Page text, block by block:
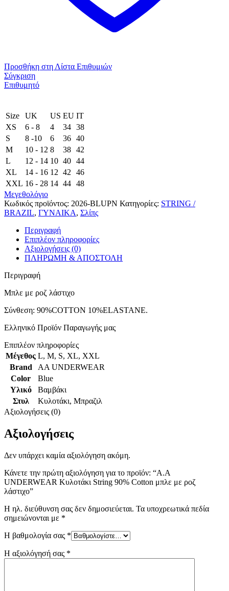
Προσθήκη στη Λίστα Επιθυμιών
Σύγκριση
Επιθυμητό
Size UK US EU ΙΤ
XS
6 - 8 4 34 38
S
8 -10 6 36 40
M
10 - 12 8 38 42
L
12 - 14 10 40 44
XL
14 - 16 12 42
46
XXL 16 - 28 14 44 48
Μεγεθολόγιο
Κωδικός προϊόντος: 2026-BLUPN Κατηγορίες: STRING /
BRAZIL, ΓΥΝΑΙΚΑ, Σλίπς
Περιγραφή
Επιπλέον πληροφορίες
Αξιολογήσεις (0)
ΠΛΗΡΩΜΗ & ΑΠΟΣΤΟΛΗ
Περιγραφή
Μπλε με ροζ λάστιχο
Σύνθεση: 90%COTTON 10%ELASTANE.
Ελληνικό Προϊόν Παραγωγής μας
Επιπλέον πληροφορίες
Μέγεθος L, M, S, XL, XXL
Brand
AA UNDERWEAR
Color
Blue
Υλικό
Βαμβάκι
Στυλ
Κυλοτάκι, Μπραζιλ
Αξιολογήσεις (0)
Αξιολογήσεις
Δεν υπάρχει καμία αξιολόγηση ακόμη.
Κάνετε την πρώτη αξιολόγηση για το προϊόν: “A.A
UNDERWEAR Κυλοτάκι String 90% Cotton μπλε με ροζ
λάστιχο”
Η ηλ. διεύθυνση σας δεν δημοσιεύεται. Τα υποχρεωτικά πεδία
σημειώνονται με *
Η βαθμολογία σας *
Η αξιολόγησή σας *